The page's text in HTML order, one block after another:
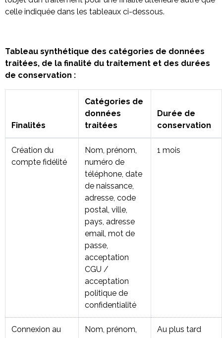
celle indiquée dans les tableaux ci-dessous.
Tableau synthétique des catégories de données
traitées, de la finalité du traitement et des durées
de conservation :
Finalités
Catégories de
données
traitées
Durée de
conservation
Création du
compte fidélité
Nom, prénom,
numéro de
téléphone, date
de naissance,
adresse, code
postal, ville,
pays, adresse
email, mot de
passe,
acceptation
CGU /
acceptation
politique de
confidentialité
1 mois
Connexion au
Nom, prénom,
Au plus tard